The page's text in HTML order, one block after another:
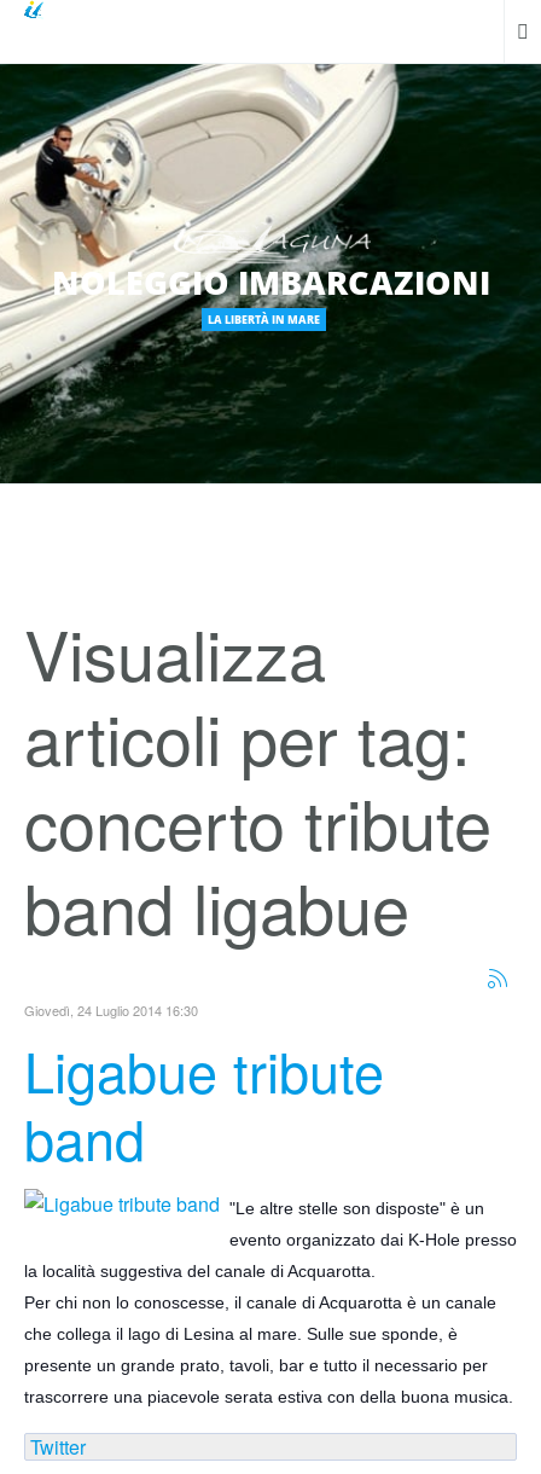
NOLEGGIO IMBARCAZIONI
LA LIBERTÀ IN MARE
Visualizza
articoli per tag:
concerto tribute
band ligabue
Giovedì, 24 Luglio 2014 16:30
Ligabue tribute
band
"Le altre stelle son disposte" è un
evento organizzato dai K-Hole presso
la località suggestiva del canale di Acquarotta.
Per chi non lo conoscesse, il canale di Acquarotta è un canale
che collega il lago di Lesina al mare. Sulle sue sponde, è
presente un grande prato, tavoli, bar e tutto il necessario per
trascorrere una piacevole serata estiva con della buona musica.
Twitter